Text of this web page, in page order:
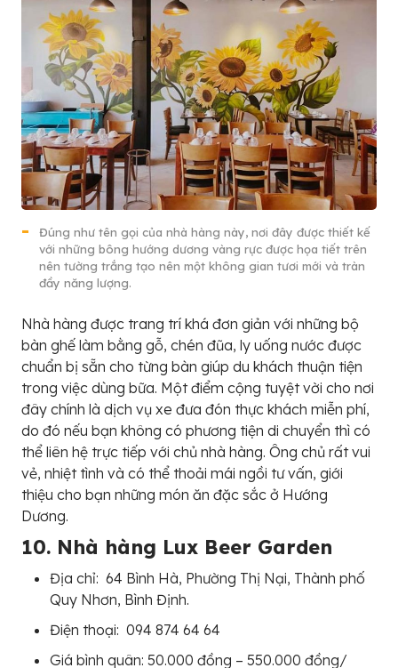
Đúng như tên gọi của nhà hàng này, nơi đây được thiết kế
với những bông hướng dương vàng rực được họa tiết trên
nên tường trắng tạo nên một không gian tươi mới và tràn
đầy năng lượng.
Nhà hàng được trang trí khá đơn giản với những bộ
bàn ghế làm bằng gỗ, chén đũa, ly uống nước được
chuẩn bị sẵn cho từng bàn giúp du khách thuận tiện
trong việc dùng bữa. Một điểm cộng tuyệt vời cho nơi
đây chính là dịch vụ xe đưa đón thực khách miễn phí,
do đó nếu bạn không có phương tiện di chuyển thì có
thể liên hệ trực tiếp với chủ nhà hàng. Ông chủ rất vui
vẻ, nhiệt tình và có thể thoải mái ngồi tư vấn, giới
thiệu cho bạn những món ăn đặc sắc ở Hướng
Dương.
10. Nhà hàng Lux Beer Garden
Địa chỉ: 64 Bình Hà, Phường Thị Nại, Thành phố
Quy Nhơn, Bình Định.
Điện thoại: 094 874 64 64
Giá bình quân: 50.000 đồng – 550.000 đồng/